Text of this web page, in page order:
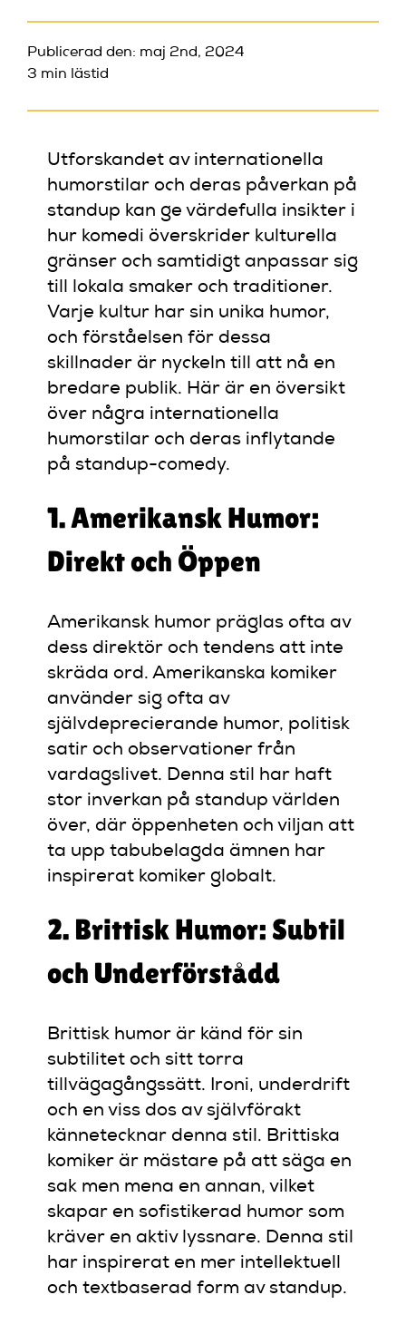
Publicerad den: maj 2nd, 2024
3 min lästid
Utforskandet av internationella
humorstilar och deras påverkan på
standup kan ge värdefulla insikter i
hur komedi överskrider kulturella
gränser och samtidigt anpassar sig
till lokala smaker och traditioner.
Varje kultur har sin unika humor,
och förståelsen för dessa
skillnader är nyckeln till att nå en
bredare publik. Här är en översikt
över några internationella
humorstilar och deras inflytande
på standup-comedy.
1. Amerikansk Humor:
Direkt och Öppen
Amerikansk humor präglas ofta av
dess direktör och tendens att inte
skräda ord. Amerikanska komiker
använder sig ofta av
självdeprecierande humor, politisk
satir och observationer från
vardagslivet. Denna stil har haft
stor inverkan på standup världen
över, där öppenheten och viljan att
ta upp tabubelagda ämnen har
inspirerat komiker globalt.
2. Brittisk Humor: Subtil
och Underförstådd
Brittisk humor är känd för sin
subtilitet och sitt torra
tillvägagångssätt. Ironi, underdrift
och en viss dos av självförakt
kännetecknar denna stil. Brittiska
komiker är mästare på att säga en
sak men mena en annan, vilket
skapar en sofistikerad humor som
kräver en aktiv lyssnare. Denna stil
har inspirerat en mer intellektuell
och textbaserad form av standup.